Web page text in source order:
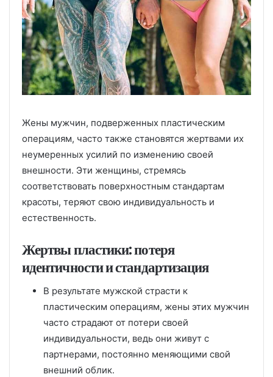
Жены мужчин, подверженных пластическим
операциям, часто также становятся жертвами их
неумеренных усилий по изменению своей
внешности. Эти женщины, стремясь
соответствовать поверхностным стандартам
красоты, теряют свою индивидуальность и
естественность.
Жертвы пластики: потеря
идентичности и стандартизация
В результате мужской страсти к
пластическим операциям, жены этих мужчин
часто страдают от потери своей
индивидуальности, ведь они живут с
партнерами, постоянно меняющими свой
внешний облик.